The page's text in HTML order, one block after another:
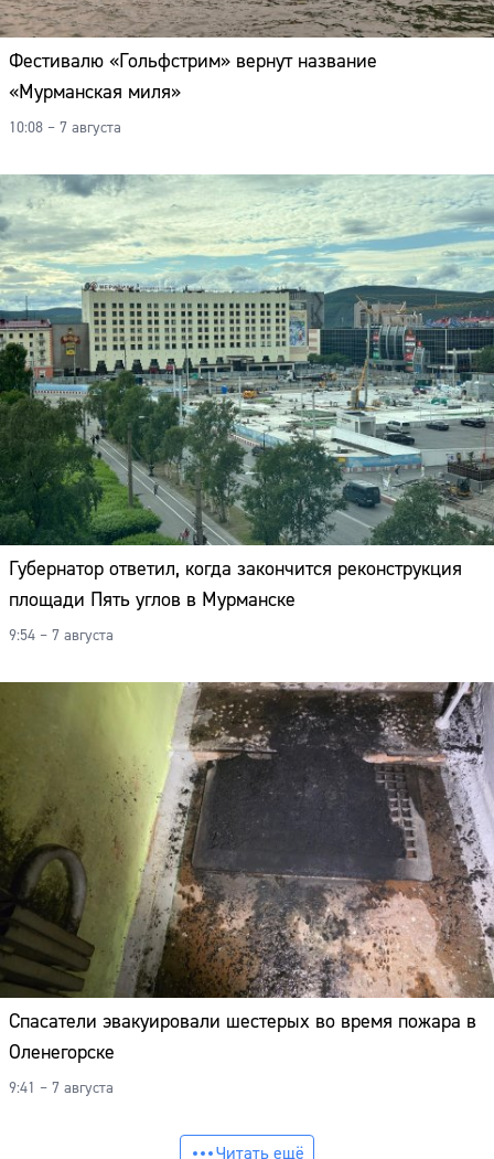
Фестивалю «Гольфстрим» вернут название
«Мурманская миля»
10:08 – 7 августа
Губернатор ответил, когда закончится реконструкция
площади Пять углов в Мурманске
9:54 – 7 августа
Спасатели эвакуировали шестерых во время пожара в
Оленегорске
9:41 – 7 августа
Читать ещё